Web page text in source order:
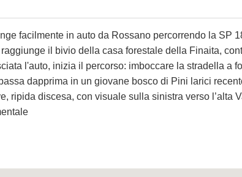
facilmente in auto da Rossano percorrendo la SP
il bivio della casa forestale della Finaita,
l'auto, inizia il percorso: imboccare la stradella a
dapprima in un giovane bosco di Pini larici
ripida discesa, con visuale sulla sinistra verso l’alta